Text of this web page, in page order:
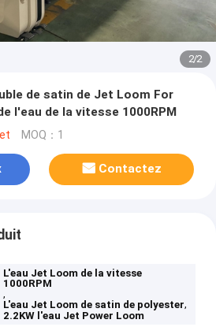
2/2
de satin de Jet Loom For
l'eau de la vitesse 1000RPM
MOQ：1
Contactez
L'eau Jet Loom de la vitesse
1000RPM
,
L'eau Jet Loom de satin de polyester,
2.2KW l'eau Jet Power Loom